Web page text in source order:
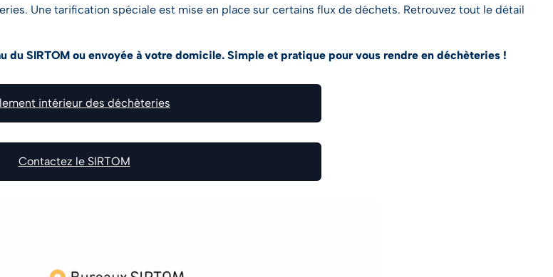
Une tarification spéciale est mise en place sur certains flux de déchets. Retrouvez tout le détail
du SIRTOM ou envoyée à votre domicile. Simple et pratique pour vous rendre en déchèteries !
intérieur des déchèteries
Contactez le SIRTOM